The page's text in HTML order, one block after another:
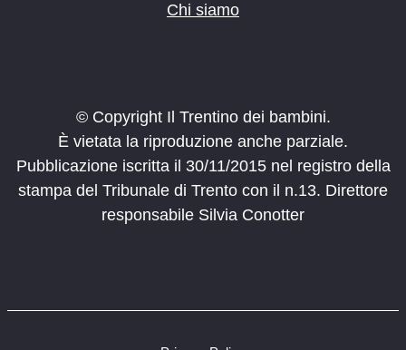
Chi siamo
© Copyright Il Trentino dei bambini.
È vietata la riproduzione anche parziale.
Pubblicazione iscritta il 30/11/2015 nel registro della
stampa del Tribunale di Trento con il n.13. Direttore
responsabile Silvia Conotter